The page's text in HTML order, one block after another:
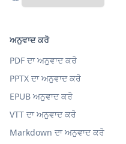
ਅਨੁਵਾਦ ਕਰੋ
PDF ਦਾ ਅਨੁਵਾਦ ਕਰੋ
PPTX ਦਾ ਅਨੁਵਾਦ ਕਰੋ
EPUB ਅਨੁਵਾਦ ਕਰੋ
VTT ਦਾ ਅਨੁਵਾਦ ਕਰੋ
Markdown ਦਾ ਅਨੁਵਾਦ ਕਰੋ